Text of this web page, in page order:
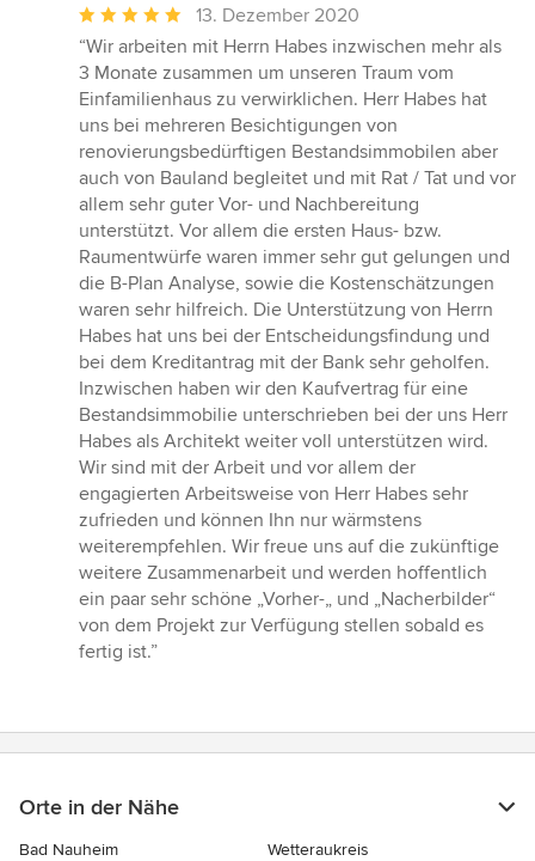
Durchschnittliche
Bewertung:
5
von
5
Sternen
13. Dezember 2020
“Wir arbeiten mit Herrn Habes inzwischen mehr als
3 Monate zusammen um unseren Traum vom
Einfamilienhaus zu verwirklichen. Herr Habes hat
uns bei mehreren Besichtigungen von
renovierungsbedürftigen Bestandsimmobilen aber
auch von Bauland begleitet und mit Rat / Tat und vor
allem sehr guter Vor- und Nachbereitung
unterstützt. Vor allem die ersten Haus- bzw.
Raumentwürfe waren immer sehr gut gelungen und
die B-Plan Analyse, sowie die Kostenschätzungen
waren sehr hilfreich. Die Unterstützung von Herrn
Habes hat uns bei der Entscheidungsfindung und
bei dem Kreditantrag mit der Bank sehr geholfen.
Inzwischen haben wir den Kaufvertrag für eine
Bestandsimmobilie unterschrieben bei der uns Herr
Habes als Architekt weiter voll unterstützen wird.
Wir sind mit der Arbeit und vor allem der
engagierten Arbeitsweise von Herr Habes sehr
zufrieden und können Ihn nur wärmstens
weiterempfehlen. Wir freue uns auf die zukünftige
weitere Zusammenarbeit und werden hoffentlich
ein paar sehr schöne „Vorher-„ und „Nacherbilder“
von dem Projekt zur Verfügung stellen sobald es
fertig ist.”
Orte in der Nähe
Bad Nauheim
Wetteraukreis